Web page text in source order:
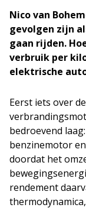
Nico van
gevolgen zijn
gaan rijden.
verbruik per
elektrische
Eerst iets over
bedroevend
benzinemotor
doordat het
rendement